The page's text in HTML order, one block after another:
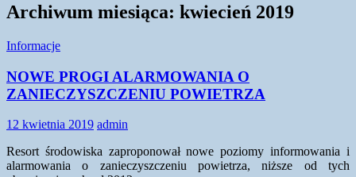
Archiwum miesiąca: kwiecień 2019
Informacje
NOWE PROGI ALARMOWANIA O
ZANIECZYSZCZENIU POWIETRZA
12 kwietnia 2019 admin
Resort środowiska zaproponował nowe poziomy informowania i
alarmowania o zanieczyszczeniu powietrza, niższe od tych